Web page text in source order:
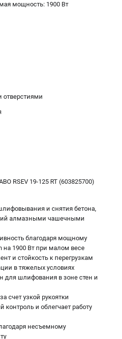
407-39-48
сайте не является публичной
колл-центра:
| +7 (8112) 59-10-67
market.ru
мощность: 1900 Вт
отверстиями
RSEV 19-125 RT (603825700)
и снятия бетона,
алмазными чашечными
благодаря мощному
на 1900 Вт при малом весе
и стойкость к перегрузкам
в тяжелых условиях
для шлифования в зоне стен и
счет узкой рукоятки
и облегчает работу
несъемному